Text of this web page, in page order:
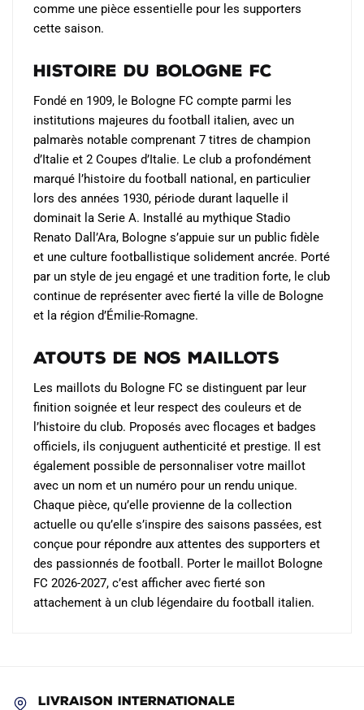
comme une pièce essentielle pour les supporters
cette saison.
Histoire du Bologne FC
Fondé en 1909, le Bologne FC compte parmi les
institutions majeures du football italien, avec un
palmarès notable comprenant 7 titres de champion
d’Italie et 2 Coupes d’Italie. Le club a profondément
marqué l’histoire du football national, en particulier
lors des années 1930, période durant laquelle il
dominait la Serie A. Installé au mythique Stadio
Renato Dall’Ara, Bologne s’appuie sur un public fidèle
et une culture footballistique solidement ancrée. Porté
par un style de jeu engagé et une tradition forte, le club
continue de représenter avec fierté la ville de Bologne
et la région d’Émilie-Romagne.
Atouts de nos maillots
Les maillots du Bologne FC se distinguent par leur
finition soignée et leur respect des couleurs et de
l’histoire du club. Proposés avec flocages et badges
officiels, ils conjuguent authenticité et prestige. Il est
également possible de personnaliser votre maillot
avec un nom et un numéro pour un rendu unique.
Chaque pièce, qu’elle provienne de la collection
actuelle ou qu’elle s’inspire des saisons passées, est
conçue pour répondre aux attentes des supporters et
des passionnés de football. Porter le maillot Bologne
FC 2026-2027, c’est afficher avec fierté son
attachement à un club légendaire du football italien.
LIVRAISON INTERNATIONALE